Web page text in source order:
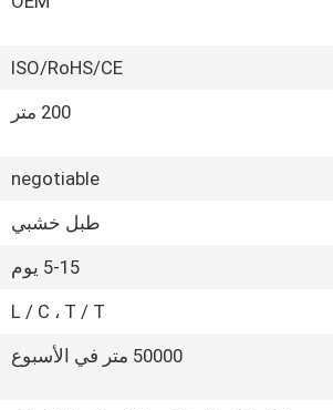
ISO/RoHS/CE
200 متر
negotiable
طبل خشبي
5-15 يوم
L / C ، T / T
50000 متر في الأسبوع